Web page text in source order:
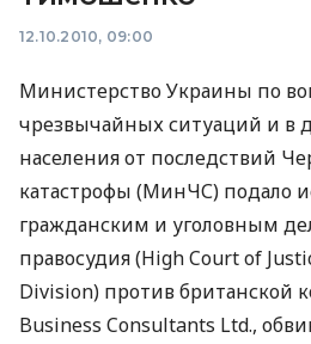
12.10.2010, 09:00
Министерство Украины по
чрезвычайных ситуаций и в
населения от последствий
катастрофы (МинЧС) подало
гражданским и уголовным
правосудия (High Court of
Division) против британской
Business Consultants Ltd.,